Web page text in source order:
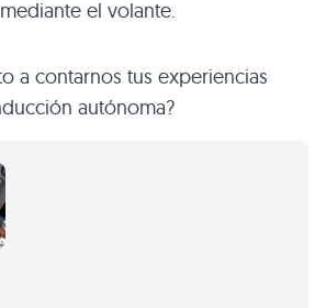
el volante.
a contarnos tus experiencias
autónoma?